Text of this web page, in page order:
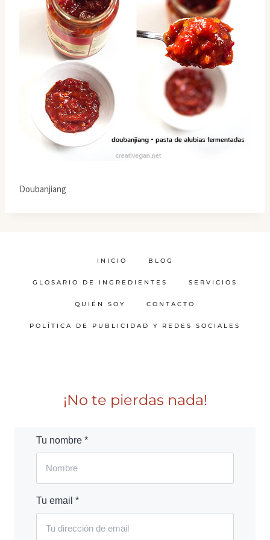
Doubanjiang
INICIO BLOG
GLOSARIO DE INGREDIENTES SERVICIOS
QUIÉN SOY CONTACTO
POLÍTICA DE PUBLICIDAD Y REDES SOCIALES
¡No te pierdas nada!
Tu nombre *
Tu email *